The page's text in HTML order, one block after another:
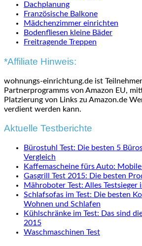
Dachplanung
Französische Balkone
Mädchenzimmer einrichten
Bodenfliesen kleine Bäder
Freitragende Treppen
*Affiliate Hinweis:
wohnungs-einrichtung.de ist
Partnerprogramms von Amazon EU,
Platzierung von Links zu Amazon.de
verdient werden kann.
Aktuelle Testberichte
Bürostuhl Test: Die besten 5
Vergleich
Kaffemascheine fürs Auto:
Gasgrill Test 2015: Die besten
Mähroboter Test: Alles Testsieger
Schlafsofas im Test: Die besten
Wohnen und Schlafen
Kühlschränke im Test: Das sind
2015
Waschmaschinen Test